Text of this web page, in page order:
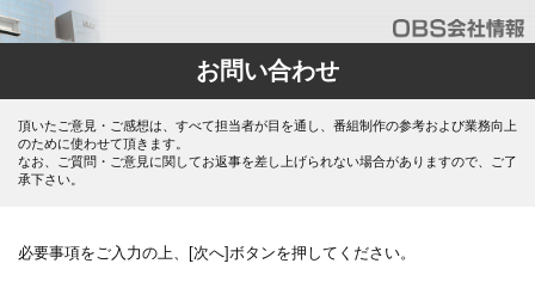
お問い合わせ
頂いたご意見・ご感想は、すべて担当者が目を通し、番組制作の参考および業務向上
のために使わせて頂きます。
なお、ご質問・ご意見に関してお返事を差し上げられない場合がありますので、ご了
承下さい。
必要事項をご入力の上、[次へ]ボタンを押してください。